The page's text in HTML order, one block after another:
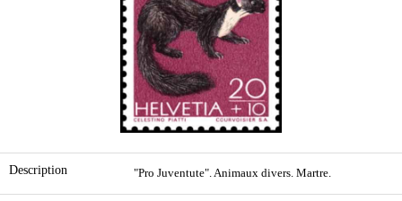
Description "Pro Juventute". Animaux divers. Martre.